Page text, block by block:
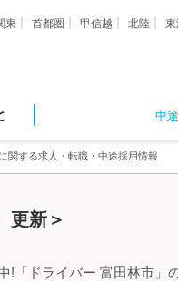
東 首都圏 甲信越 北陸
中
関する求人・転職・中途採用情報
更新＞
!「ドライバー 富田林市」